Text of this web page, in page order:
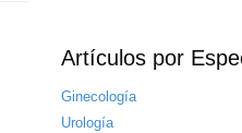
búsqueda
Artículos por
Ginecología
Urología